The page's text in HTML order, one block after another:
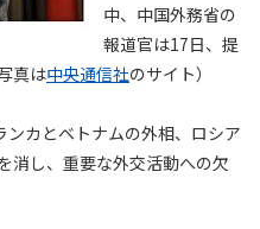
中、中国外務省の
報道官は17日、提
真は中央通信社のサイト）
カとベトナムの外相、ロシア
消し、重要な外交活動への欠